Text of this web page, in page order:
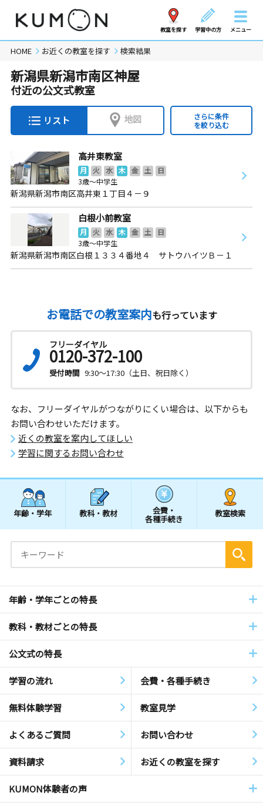
教室を探す 学習中の方 メニュー
HOME お近くの教室を探す 検索結果
新潟県新潟市南区神屋
付近の公文式教室
リスト 地図
さらに条件
を絞り込む
高井東教室
月 火 水 木 金 土
日
3歳～中学生
新潟県新潟市南区高井東１丁目４－９
白根小前教室
月 火 水 木 金 土
日
3歳～中学生
新潟県新潟市南区白根１３３４番地４ サトウハイツＢ－１
お電話での教室案内も行っています
フリーダイヤル
0120-372-100
受付時間 9:30～17:30（土日、祝日除く）
なお、フリーダイヤルがつながりにくい場合は、以下からも
お問い合わせいただけます。
近くの教室を案内してほしい
学習に関するお問い合わせ
年齢・学年 教科・教材 会費・
各種手続き
教室検索
年齢・学年ごとの特長
教科・教材ごとの特長
公文式の特長
学習の流れ 会費・各種手続き
無料体験学習 教室見学
よくあるご質問 お問い合わせ
資料請求 お近くの教室を探す
KUMON体験者の声